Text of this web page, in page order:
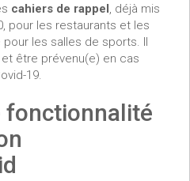
cahiers de rappel, déjà mis
pour les restaurants et les
les salles de sports. Il
être prévenu(e) en cas
19.
fonctionnalité